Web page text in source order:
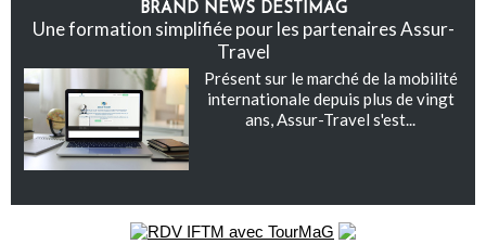
BRAND NEWS DESTIMAG
Une formation simplifiée pour les partenaires Assur-
Travel
Présent sur le marché de la mobilité
internationale depuis plus de vingt
ans, Assur-Travel s'est...